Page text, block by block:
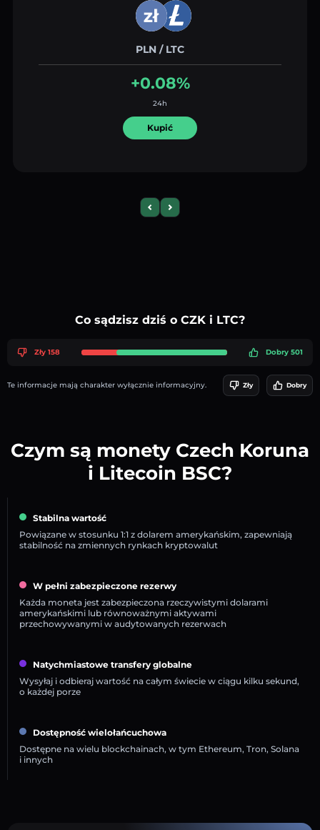
PLN / LTC
+0.08%
24h
Kupić
Previous slide
Next slide
Co sądzisz dziś o CZK i LTC?
Zły 158 Dobry 501
Te informacje mają charakter wyłącznie informacyjny. Zły Dobry
Czym są monety Czech Koruna
i Litecoin BSC?
Stabilna wartość
Powiązane w stosunku 1:1 z dolarem amerykańskim, zapewniają
stabilność na zmiennych rynkach kryptowalut
W pełni zabezpieczone rezerwy
Każda moneta jest zabezpieczona rzeczywistymi dolarami
amerykańskimi lub równoważnymi aktywami
przechowywanymi w audytowanych rezerwach
Natychmiastowe transfery globalne
Wysyłaj i odbieraj wartość na całym świecie w ciągu kilku sekund,
o każdej porze
Dostępność wielołańcuchowa
Dostępne na wielu blockchainach, w tym Ethereum, Tron, Solana
i innych